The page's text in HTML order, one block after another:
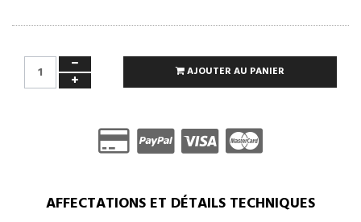
AJOUTER AU PANIER
AFFECTATIONS ET DÉTAILS TECHNIQUES